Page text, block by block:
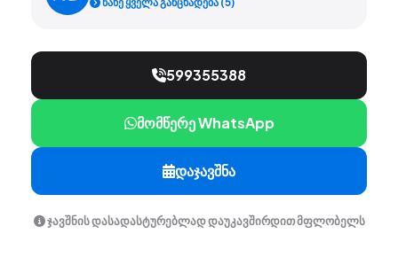
599355388
მომწერე WhatsApp
დაჯავშნა
ჯავშნის დასადასტურებლად დაუკავშირდით მფლობელს